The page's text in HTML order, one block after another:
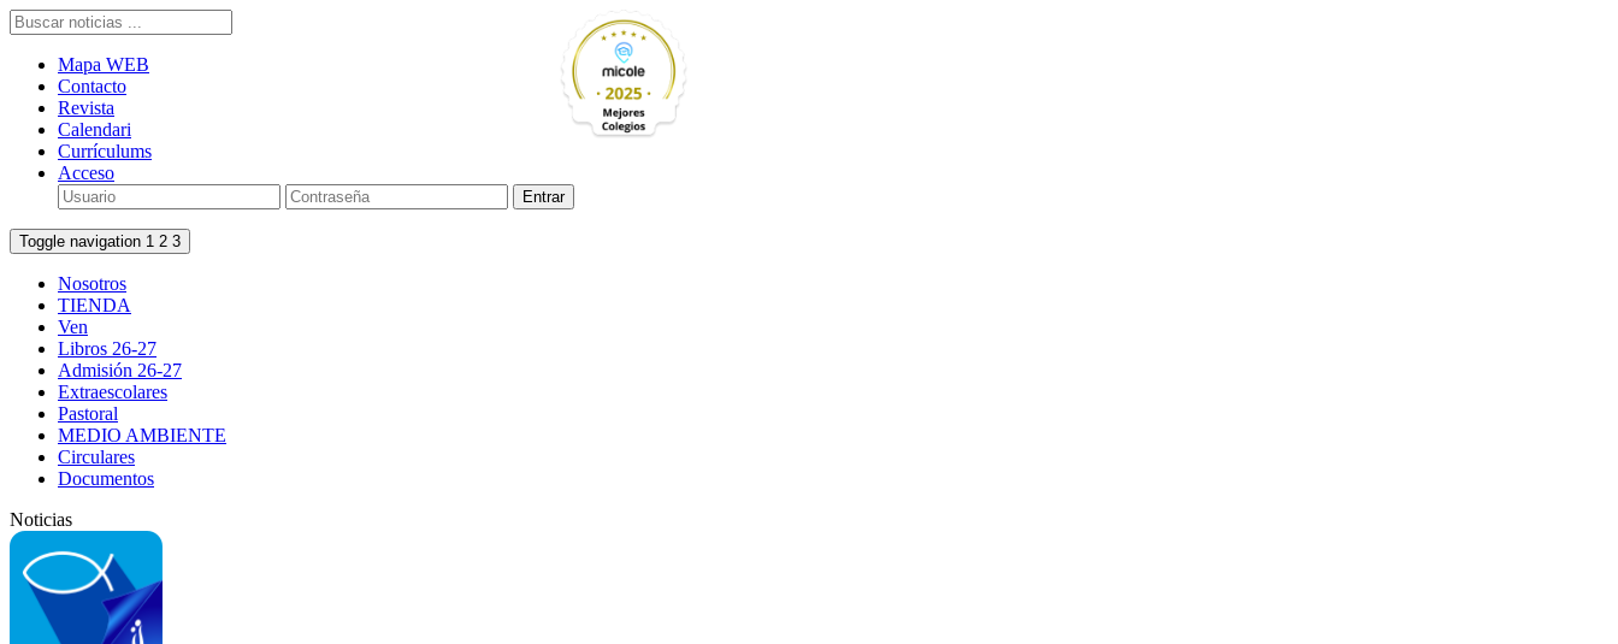
Mapa WEB
Contacto
Revista
Calendari
Currículums
Acceso
Toggle navigation 1 2 3
Nosotros
TIENDA
Ven
Libros 26-27
Admisión 26-27
Extraescolares
Pastoral
MEDIO AMBIENTE
Circulares
Documentos
Noticias